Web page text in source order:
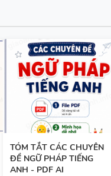
- TIẾNG ANH 11
- HỌC KỲ 1 - CÓ
THEO TỪNG
10 - GLOBAL
KỲ 1 - CÓ ĐÁP ÁN
TÓM TẮT CÁC CHUYÊN
ĐỀ NGỮ PHÁP TIẾNG
ANH - PDF AI